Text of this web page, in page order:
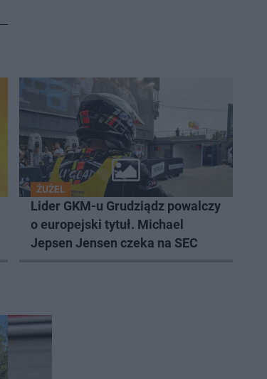
ŻUŻEL
Lider GKM-u Grudziądz powalczy
o europejski tytuł. Michael
Jepsen Jensen czeka na SEC